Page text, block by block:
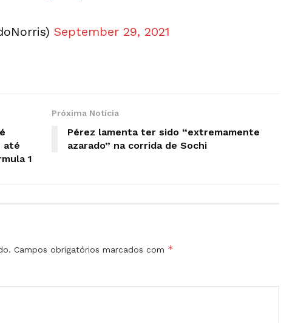
September 29, 2021
até
1
Próxima Notícia
Pérez lamenta ter sido “extremamente
azarado” na corrida de Sochi
Campos obrigatórios marcados com *